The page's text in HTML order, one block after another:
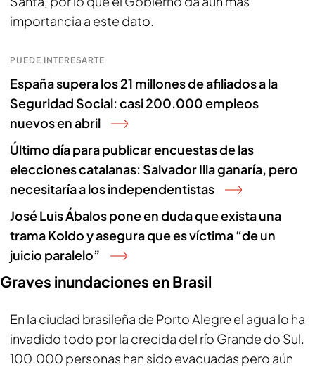
importancia a este dato.
PUEDE INTERESARTE
España supera los 21 millones de afiliados a la
Seguridad Social: casi 200.000 empleos
nuevos en abril
Último día para publicar encuestas de las
elecciones catalanas: Salvador Illa ganaría, pero
necesitaría a los independentistas
José Luis Ábalos pone en duda que exista una
trama Koldo y asegura que es víctima “de un
juicio paralelo”
Graves inundaciones en Brasil
En la ciudad brasileña de Porto Alegre el agua lo ha
invadido todo por la crecida del río Grande do Sul.
100.000 personas han sido evacuadas pero aún